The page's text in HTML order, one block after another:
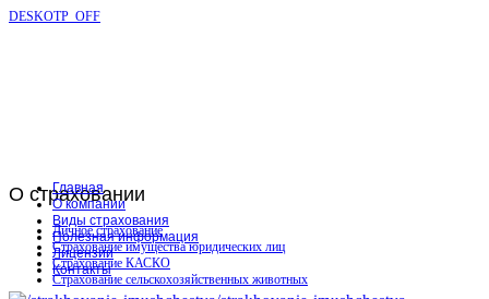
DESKOTP_OFF
О страховании
Личное страхование
Страхование имущества юридических лиц
Страхование КАСКО
Страхование сельскохозяйственных животных
Главная
О компании
Виды страхования
Полезная информация
Лицензии
Контакты